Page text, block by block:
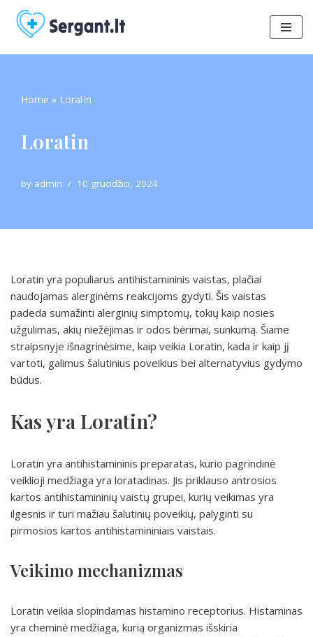
Skip
to
Home » Loratin
Loratin
by admin 10 gruodžio, 2024
Loratin yra populiarus antihistamininis vaistas, plačiai
naudojamas alerginėms reakcijoms gydyti. Šis vaistas
padeda sumažinti alerginių simptomų, tokių kaip nosies
užgulimas, akių niežėjimas ir odos bėrimai, sunkumą. Šiame
straipsnyje išnagrinėsime, kaip veikia Loratin, kada ir kaip jį
vartoti, galimus šalutinius poveikius bei alternatyvius gydymo
būdus.
Kas yra Loratin?
Loratin yra antihistamininis preparatas, kurio pagrindinė
veiklioji medžiaga yra loratadinas. Jis priklauso antrosios
kartos antihistamininių vaistų grupei, kurių veikimas yra
ilgesnis ir turi mažiau šalutinių poveikių, palyginti su
pirmosios kartos antihistamininiais vaistais.
Veikimo mechanizmas
Loratin veikia slopindamas histamino receptorius. Histaminas
yra cheminė medžiaga, kurią organizmas išskiria